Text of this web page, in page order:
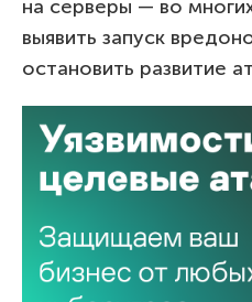
на серверы — во
выявить запуск
остановить развитие